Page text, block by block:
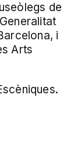
de
i
Arts